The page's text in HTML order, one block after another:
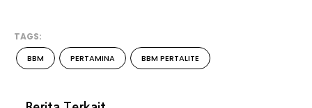
TAGS:
BBM PERTAMINA BBM PERTALITE